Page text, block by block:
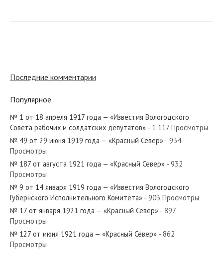
«Красный Север»
№ 183 от августа 1938 года —
№ 287 от декабря 1963 года —
«Красный Север»
№ 259 от декабря 1950 года —
Последние комментарии
Популярное
№ 1 от 18 апреля 1917 года — «Известия Вологодского
Совета рабочих и солдатских депутатов» - 1 117 Просмотры
№ 49 от 29 июня 1919 года — «Красный Север» - 934
Просмотры
№ 187 от августа 1921 года — «Красный Север» - 932
Просмотры
№ 9 от 14 января 1919 года — «Известия Вологодского
Губернского Исполнительного Комитета» - 903 Просмотры
№ 17 от января 1921 года — «Красный Север» - 897
Просмотры
№ 127 от июня 1921 года — «Красный Север» - 862
Просмотры